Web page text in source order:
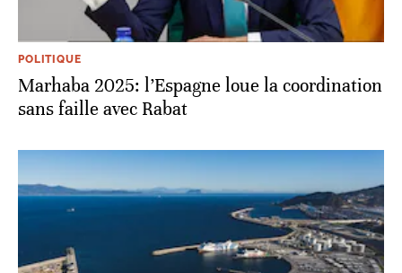
POLITIQUE
Marhaba 2025: l’Espagne loue la coordination
sans faille avec Rabat